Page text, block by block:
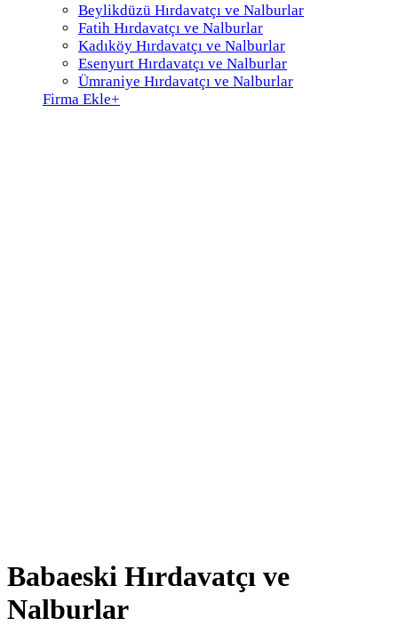
Beylikdüzü Hırdavatçı ve Nalburlar
Fatih Hırdavatçı ve Nalburlar
Kadıköy Hırdavatçı ve Nalburlar
Esenyurt Hırdavatçı ve Nalburlar
Ümraniye Hırdavatçı ve Nalburlar
Firma Ekle+
Babaeski Hırdavatçı ve
Nalburlar